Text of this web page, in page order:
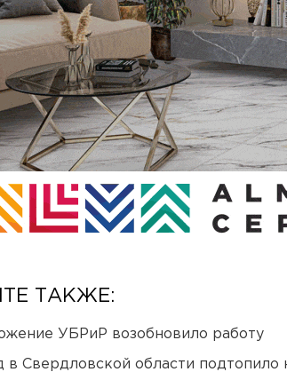
ТАКЖЕ:
УБРиР возобновило работу
в Свердловской области